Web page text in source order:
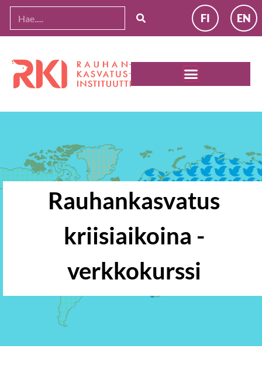
Siirry
sisältöön
FI EN
Rauhankasvatus
kriisiaikoina -
verkkokurssi